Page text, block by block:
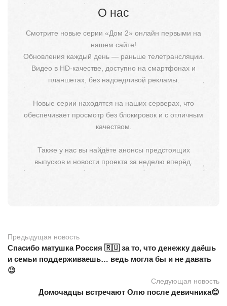
О нас
Смотрите новые серии «Дом 2» онлайн первыми на
нашем сайте!
Обновления каждый день — раньше телетрансляции.
Видео в HD-качестве, доступно на смартфонах и
планшетах, без надоедливой рекламы.
Новые серии находятся на наших серверах, что
обеспечивает просмотр без блокировок и с отличным
качеством.
Также у нас вы найдёте анонсы предстоящих
выпусков и новости проекта за неделю вперёд.
Предыдущая новость
Спасибо матушка Россия 🇷🇺 за то, что денежку даёшь
и семьи поддерживаешь… ведь могла бы и не давать
😉
Следующая новость
Домочадцы встречают Олю после девичника😊